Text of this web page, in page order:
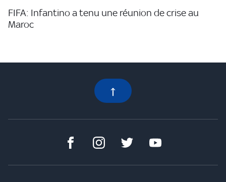
FIFA: Infantino a tenu une réunion de crise au
Maroc